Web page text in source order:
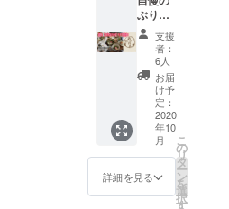
上のご
利用で
利用可
能 ※チ
ケット
有効期
限:２年
１０
月〜３
年４月
迄利用
可能。
ぶり
しゃぶ
付き
【あざ
れあラ
ンチ】
のペア
ご招待
券！ 当
店自慢
の鰤
しゃぶ
が付い
た本格
支援
者：
6人
お届
け予
定：
2020
年10
月
詳細を見る
こ
の
リ
タ
ー
ン
を
選
択
す